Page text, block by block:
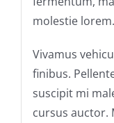
molestie lorem.
Vivamus
finibus.
suscipit mi
cursus auctor.